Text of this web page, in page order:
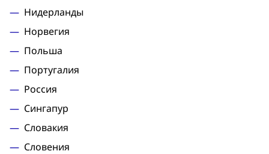
Нидерланды
Норвегия
Польша
Португалия
Россия
Сингапур
Словакия
Словения